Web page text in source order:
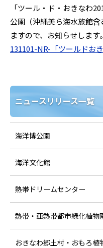
「ツール・ド・おきなわ
公園（沖縄美ら海水族館
ますので、お知らせします。
131101-NR-「ツールドお
ニュースリリース一覧
海洋博公園
海洋文化館
熱帯ドリームセンター
熱帯・亜熱帯都市緑化植物
おきなわ郷土村・おもろ植